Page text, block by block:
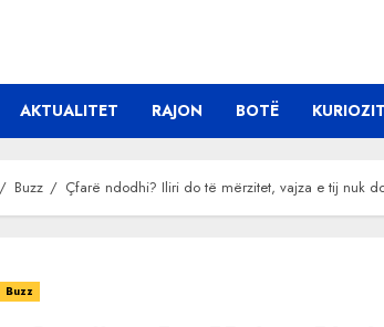
AKTUALITET RAJON BOTË
Buzz Çfarë ndodhi? Iliri do të mërzitet, vajza e tij nuk
Buzz